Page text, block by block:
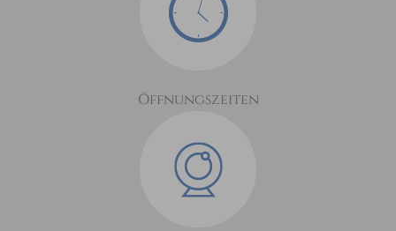
Öffnungszeiten